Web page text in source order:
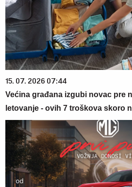
15. 07. 2026 07:44
Većina građana izgubi novac pre
letovanje - ovih 7 troškova skoro